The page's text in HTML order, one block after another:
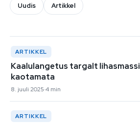
Uudis Artikkel
ARTIKKEL
Kaalulangetus targalt lihasmassi
kaotamata
8. juuli 2025 4 min
ARTIKKEL